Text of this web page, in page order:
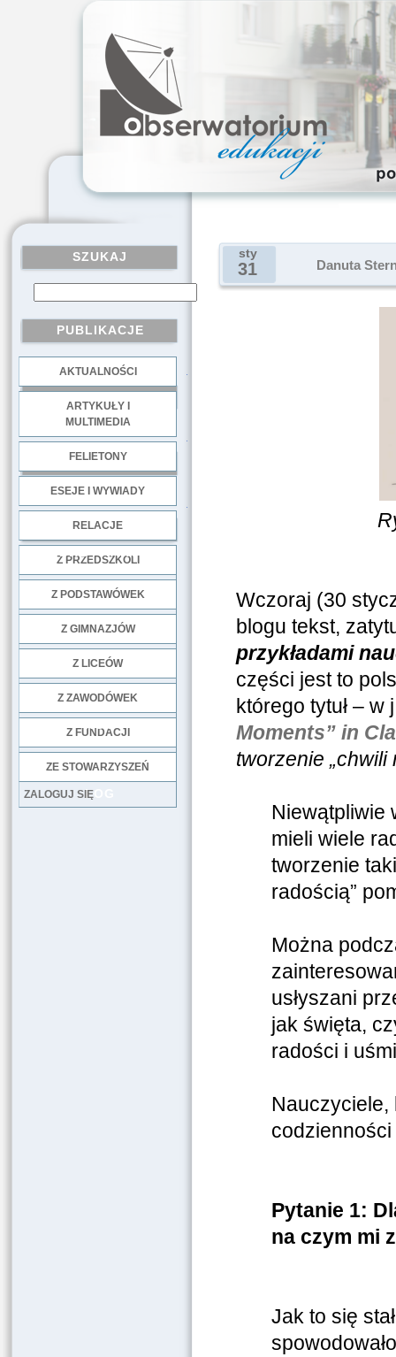
SZUKAJ
PUBLIKACJE
AKTUALNOŚCI
ARTYKUŁY I
MULTIMEDIA
FELIETONY
ESEJE I WYWIADY
RELACJE
Z PRZEDSZKOLI
Z PODSTAWÓWEK
Z GIMNAZJÓW
Z LICEÓW
Z ZAWODÓWEK
Z FUNDACJI
ZE STOWARZYSZEŃ
LOG
ZALOGUJ SIĘ
sty
31 Danuta
Wczoraj (30
blogu tekst,
przykładami
części jest to
którego tytuł – w
Moments” in
tworzenie
Niewątpliwie
mieli wiele
tworzenie
radością”
Można
usłyszani
jak święta,
radości i
Nauczyciele,
Pytanie 1:
na czym mi
Jak to się